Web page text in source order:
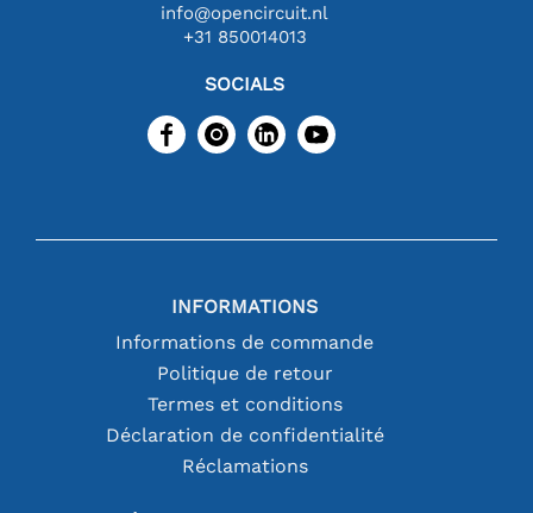
info@opencircuit.nl
+31 850014013
SOCIALS
INFORMATIONS
Informations de commande
Politique de retour
Termes et conditions
Déclaration de confidentialité
Réclamations